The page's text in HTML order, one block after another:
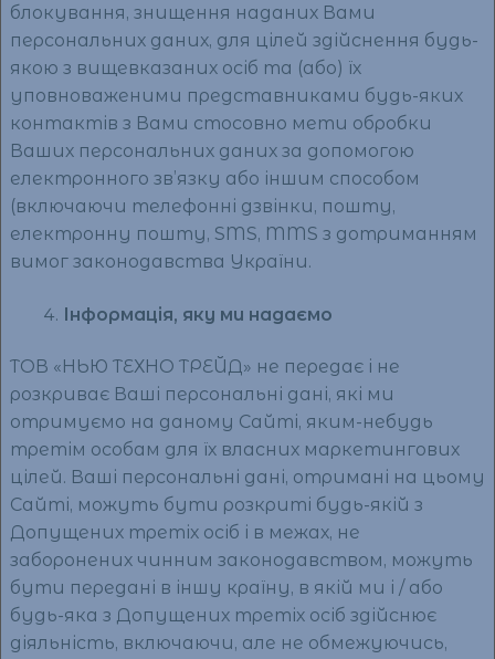
блокування, знищення наданих Вами
персональних даних, для цілей здійснення будь-
якою з вищевказаних осіб та (або) їх
уповноваженими представниками будь-яких
контактів з Вами стосовно мети обробки
Ваших персональних даних за допомогою
електронного зв’язку або іншим способом
(включаючи телефонні дзвінки, пошту,
електронну пошту, SMS, MMS з дотриманням
вимог законодавства України.
Інформація, яку ми надаємо
ТОВ «НЬЮ ТЕХНО ТРЕЙД» не передає і не
розкриває Ваші персональні дані, які ми
отримуємо на даному Сайті, яким-небудь
третім особам для їх власних маркетингових
цілей. Ваші персональні дані, отримані на цьому
Сайті, можуть бути розкриті будь-якій з
Допущених третіх осіб і в межах, не
заборонених чинним законодавством, можуть
бути передані в іншу країну, в якій ми і / або
будь-яка з Допущених третіх осіб здійснює
діяльність, включаючи, але не обмежуючись,